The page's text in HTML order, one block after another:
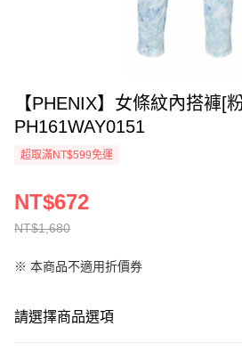
【PHENIX】女條紋內搭褲[
PH161WAY0151
超取滿NT$599免運
NT$1,680
NT$672
※ 本商品不適用折價券
請選擇商品選項